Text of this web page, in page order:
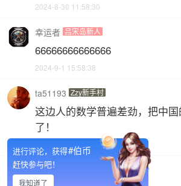
2024-8-30 11:58:30
幸运者 吕宋岛新人
66666666666666
2024-9-1 15:58:38
ta51193 Zzy新手村
这边人的数学普遍差劲，把中
了！
2024-9-5 23:22:52
ashin777
进行评论，获得#伯币
赶快参与吧！
我知道了